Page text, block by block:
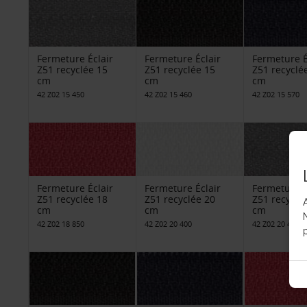
Fermeture Éclair
Z51 recyclée 15
cm
42 Z02 15 450
Fermeture Éclair
Z51 recyclée 15
cm
42 Z02 15 460
Fermeture
Z51
cm
42 Z02 15 570
Fermeture Éclair
Z51 recyclée 18
cm
42 Z02 18 850
Fermeture Éclair
Z51 recyclée 20
cm
42 Z02 20 400
Fermeture
Z51
cm
42 Z02 20 450